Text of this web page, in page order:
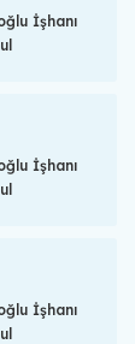
İşhanı
İşhanı
İşhanı